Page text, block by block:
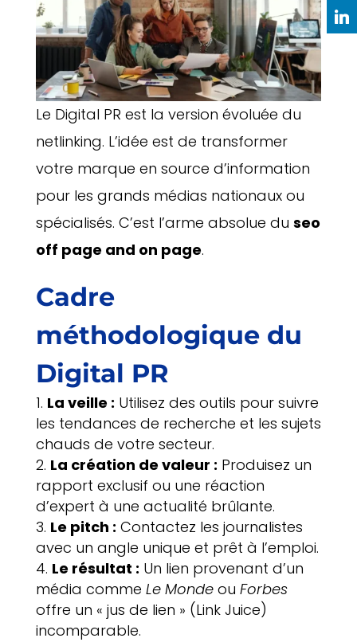
Le Digital PR est la version évoluée du
netlinking. L’idée est de transformer
votre marque en source d’information
pour les grands médias nationaux ou
spécialisés. C’est l’arme absolue du seo
off page and on page.
Cadre
méthodologique du
Digital PR
La veille : Utilisez des outils pour suivre
les tendances de recherche et les sujets
chauds de votre secteur.
La création de valeur : Produisez un
rapport exclusif ou une réaction
d’expert à une actualité brûlante.
Le pitch : Contactez les journalistes
avec un angle unique et prêt à l’emploi.
Le résultat : Un lien provenant d’un
média comme Le Mondeou Forbes
offre un « jus de lien » (Link Juice)
incomparable.